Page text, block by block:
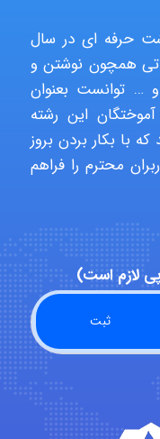
USER124
malekf
abolfazlkoshehe
abolfazlkoshehe
A.balandeh
حرفه ای در سال
همچون نوشتن و
… توانست بعنوان
این رشته
با بکار بردن بروز
محترم را فراهم
لازم است)